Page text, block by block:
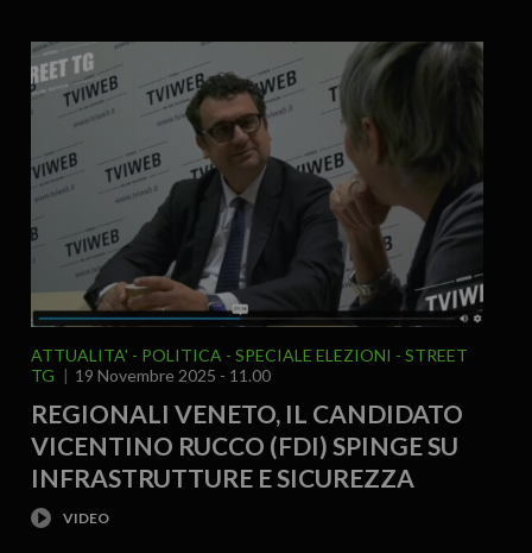
ATTUALITA' POLITICA SPECIALE ELEZIONI
STREET
TG
19 Novembre 2025 - 11.00
REGIONALI VENETO, IL CANDIDATO
VICENTINO RUCCO (FDI) SPINGE SU
INFRASTRUTTURE E SICUREZZA